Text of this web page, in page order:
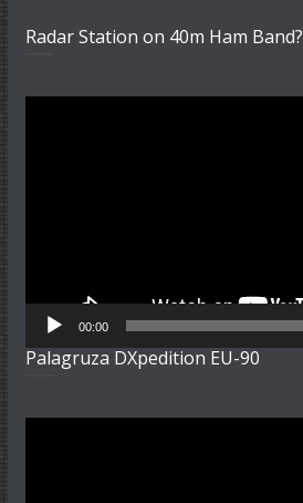
Radar Station on 40m Ham Band?
00:00
Palagruza DXpedition EU-90